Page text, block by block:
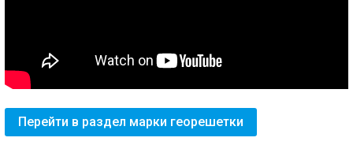
Перейти в раздел марки георешетки